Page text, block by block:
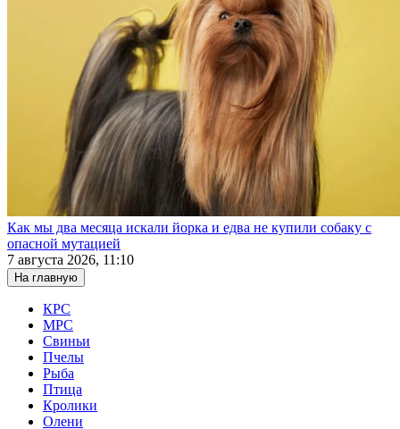
Как мы два месяца искали йорка и едва не купили собаку с
опасной мутацией
7 августа 2026, 11:10
На главную
КРС
МРС
Свиньи
Пчелы
Рыба
Птица
Кролики
Олени